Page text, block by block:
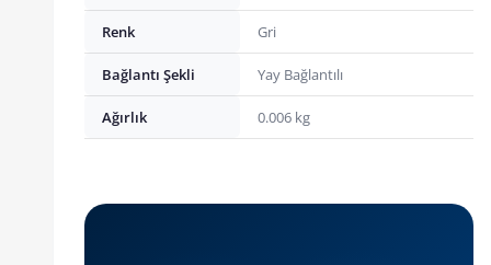
Renk Gri
Bağlantı Şekli Yay Bağlantılı
Ağırlık 0.006 kg